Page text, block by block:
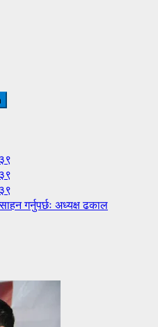
गर्नुपर्छः अध्यक्ष ढकाल